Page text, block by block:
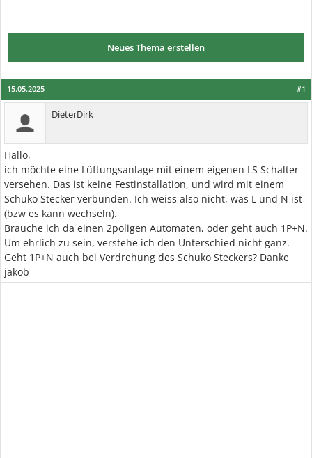
Neues Thema erstellen
#1
15.05.2025
DieterDirk
Hallo,
ich möchte eine Lüftungsanlage mit einem eigenen LS Schalter
versehen. Das ist keine Festinstallation, und wird mit einem
Schuko Stecker verbunden. Ich weiss also nicht, was L und N ist
(bzw es kann wechseln).
Brauche ich da einen 2poligen Automaten, oder geht auch 1P+N.
Um ehrlich zu sein, verstehe ich den Unterschied nicht ganz.
Geht 1P+N auch bei Verdrehung des Schuko Steckers? Danke
jakob